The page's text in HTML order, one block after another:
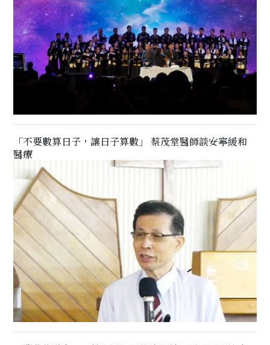
「不要數算日子，讓日子算數」 蔡茂堂醫師談安寧緩和
醫療